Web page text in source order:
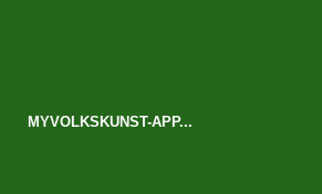
MYVOLKSKUNST-APP...